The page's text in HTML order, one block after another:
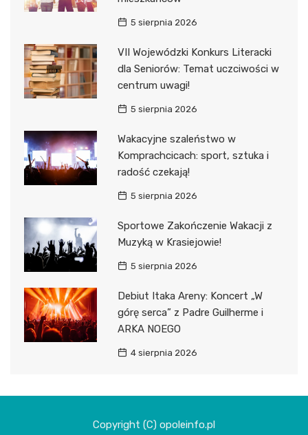
5 sierpnia 2026
VII Wojewódzki Konkurs Literacki
dla Seniorów: Temat uczciwości w
centrum uwagi!
5 sierpnia 2026
Wakacyjne szaleństwo w
Komprachcicach: sport, sztuka i
radość czekają!
5 sierpnia 2026
Sportowe Zakończenie Wakacji z
Muzyką w Krasiejowie!
5 sierpnia 2026
Debiut Itaka Areny: Koncert „W
górę serca” z Padre Guilherme i
ARKA NOEGO
4 sierpnia 2026
Copyright (C) opoleinfo.pl